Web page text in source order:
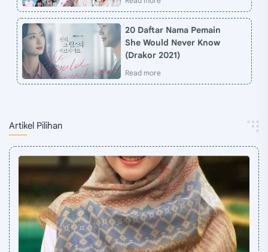
20 Daftar Nama Pemain
She Would Never Know
(Drakor 2021)
Artikel Pilihan